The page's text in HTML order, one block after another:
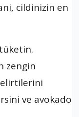
cildinizin en
zengin
ve avokado